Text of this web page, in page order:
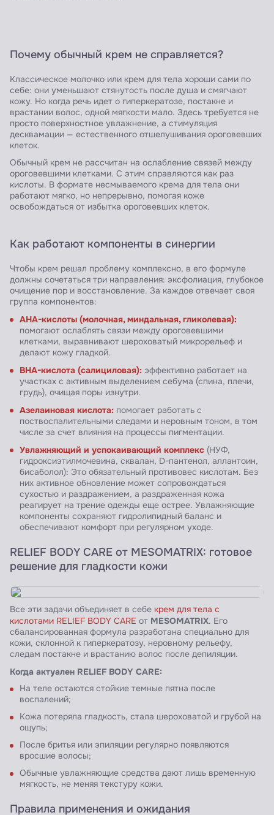
Почему обычный крем не справляется?
Классическое молочко или крем для тела хороши сами по
себе: они уменьшают стянутость после душа и смягчают
кожу. Но когда речь идет о гиперкератозе, постакне и
врастании волос, одной мягкости мало. Здесь требуется не
просто поверхностное увлажнение, а стимуляция
десквамации — естественного отшелушивания ороговевших
клеток.
Обычный крем не рассчитан на ослабление связей между
ороговевшими клетками. С этим справляются как раз
кислоты. В формате несмываемого крема для тела они
работают мягко, но непрерывно, помогая коже
освобождаться от избытка ороговевших клеток.
Как работают компоненты в синергии
Чтобы крем решал проблему комплексно, в его формуле
должны сочетаться три направления: эксфолиация, глубокое
очищение пор и восстановление. За каждое отвечает своя
группа компонентов:
AHA-кислоты (молочная, миндальная, гликолевая):
помогают ослаблять связи между ороговевшими
клетками, выравнивают шероховатый микрорельеф и
делают кожу гладкой.
BHA-кислота (салициловая): эффективно работает на
участках с активным выделением себума (спина, плечи,
грудь), очищая поры изнутри.
Азелаиновая кислота: помогает работать с
поствоспалительными следами и неровным тоном, в том
числе за счет влияния на процессы пигментации.
Увлажняющий и успокаивающий комплекс (НУФ,
гидроксиэтилмочевина, сквалан, D-пантенол, аллантоин,
бисаболол): Это обязательный противовес кислотам. Без
них активное обновление может сопровождаться
сухостью и раздражением, а раздраженная кожа
реагирует на трение одежды еще острее. Увлажняющие
компоненты сохраняют гидролипидный баланс и
обеспечивают комфорт при регулярном уходе.
RELIEF BODY CARE от MESOMATRIX: готовое
решение для гладкости кожи
Все эти задачи объединяет в себе крем для тела с
кислотами RELIEF BODY CARE от MESOMATRIX. Его
сбалансированная формула разработана специально для
кожи, склонной к гиперкератозу, неровному рельефу,
следам постакне и врастанию волос после депиляции.
Когда актуален RELIEF BODY CARE:
На теле остаются стойкие темные пятна после
воспалений;
Кожа потеряла гладкость, стала шероховатой и грубой на
ощупь;
После бритья или эпиляции регулярно появляются
вросшие волосы;
Обычные увлажняющие средства дают лишь временную
мягкость, не меняя текстуру кожи.
Правила применения и ожидания